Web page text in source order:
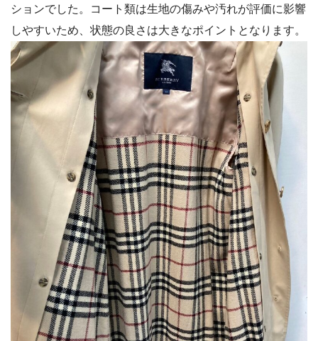
ションでした。コート類は生地の傷みや汚れが評価に影響
しやすいため、状態の良さは大きなポイントとなります。